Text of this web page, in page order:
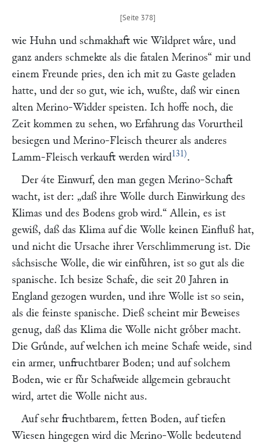
wie Huhn und schmakhaft wie Wildpret waͤre, und
ganz anders schmekte als die fatalen Merinos“ mir und
einem Freunde pries, den ich mit zu Gaste geladen
hatte, und der so gut, wie ich, wußte, daß wir einen
alten Merino-Widder speisten. Ich hoffe noch, die
Zeit kommen zu sehen, wo Erfahrung das Vorurtheil
besiegen und Merino-Fleisch theurer als anderes
Lamm-Fleisch verkauft werden wird131).
Der 4te Einwurf, den man gegen Merino-Schaft
wacht, ist der: „daß ihre Wolle durch Einwirkung des
Klimas und des Bodens grob wird.“ Allein, es ist
gewiß, daß das Klima auf die Wolle keinen Einfluß hat,
und nicht die Ursache ihrer Verschlimmerung ist. Die
saͤchsische Wolle, die wir einfuͤhren, ist so gut als die
spanische. Ich besize Schafe, die seit 20 Jahren in
England gezogen wurden, und ihre Wolle ist so sein,
als die feinste spanische. Dieß scheint mir Beweises
genug, daß das Klima die Wolle nicht groͤber macht.
Die Gruͤnde, auf welchen ich meine Schafe weide, sind
ein armer, unfruchtbarer Boden; und auf solchem
Boden, wie er fuͤr Schafweide allgemein gebraucht
wird, artet die Wolle nicht aus.
Auf sehr fruchtbarem, fetten Boden, auf tiefen
Wiesen hingegen wird die Merino-Wolle bedeutend